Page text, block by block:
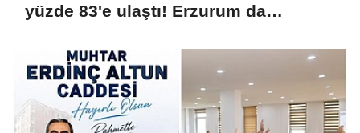
yüzde 83'e ulaştı! Erzurum da